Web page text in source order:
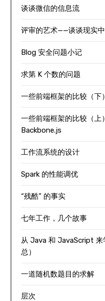
谈谈微信的信息流
评审的艺术——谈谈现实
Blog 安全问题小记
求第 K 个数的问题
一些前端框架的比较（
一些前端框架的比较（
Backbone.js
工作流系统的设计
Spark 的性能调优
“残酷” 的事实
七年工作，几个故事
从 Java 和 JavaScript 来
总）
一道随机数题目的求解
层次